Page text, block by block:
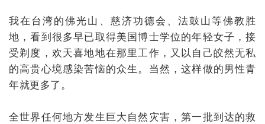
我在台湾的佛光山、慈济功德会、法鼓山等佛教胜
地，看到很多早已取得美国博士学位的年轻女子，接
受剃度，欢天喜地地在那里工作，又以自己皎然无私
的高贵心境感染苦恼的众生。当然，这样做的男性青
年就更多了。
全世界任何地方发生巨大自然灾害，第一批到达的救